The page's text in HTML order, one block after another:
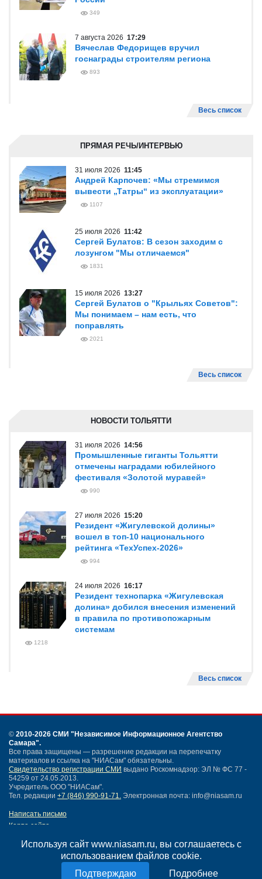
Используя сайт www.niasam.ru, вы соглашаетесь с
использованием файлов cookie.
Подробнее
349
7 августа 2026 17:29
Вячеслав Федорищев вручил
госнаграды строителям региона
893
Весь список
ПРЯМАЯ РЕЧЬ/ИНТЕРВЬЮ
31 июля 2026 11:45
Андрей Карпочев: «Мы стремимся
вывести „Татры“ из эксплуатации»
1107
25 июля 2026 11:42
Сергей Булатов: В сезон заходим с
лозунгом "Мы отличаемся"
1831
15 июля 2026 13:27
Сергей Булатов о "Крыльях Советов":
Мы понимаем – нам есть, что
поправлять
2021
Весь список
НОВОСТИ ТОЛЬЯТТИ
31 июля 2026 14:56
Промышленные гиганты Тольятти
отмечены наградами юбилейного
фестиваля «Золотой муравей»
990
27 июля 2026 15:20
Резидент «Жигулевской долины»
вошел в топ-10 национального
рейтинга «ТехУспех-2026»
994
24 июля 2026 16:17
Резидент технопарка «Жигулевская
долина» добился внесения изменений
в правила по противопожарным
системам
1218
Весь список
© 2010-2026 СМИ "Независимое Информационное Агентство
Самара".
Все права защищены — разрешение редакции на перепечатку
материалов и ссылка на "НИАСам" обязательны.
Свидетельство регистрации СМИ выдано Роскомнадзор: ЭЛ № ФС 77 -
54259 от 24.05.2013.
Учредитель ООО "НИАСам".
Тел. редакции +7 (846) 990-91-71. Электронная почта: info@niasam.ru
Написать письмо
Карта сайта
Политика конфиденциальности
Согласие на обработку персональных данных